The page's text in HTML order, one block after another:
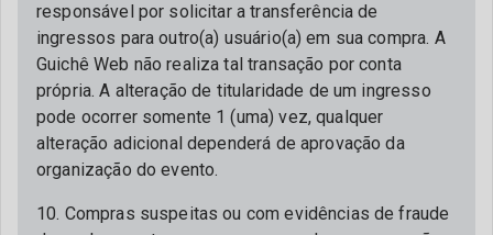
responsável por solicitar a transferência de
ingressos para outro(a) usuário(a) em sua compra. A
Guichê Web não realiza tal transação por conta
própria. A alteração de titularidade de um ingresso
pode ocorrer somente 1 (uma) vez, qualquer
alteração adicional dependerá de aprovação da
organização do evento.
10. Compras suspeitas ou com evidências de fraude